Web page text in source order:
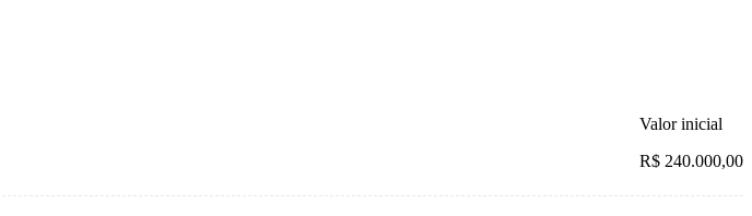
Valor inicial
R$ 240.000,00